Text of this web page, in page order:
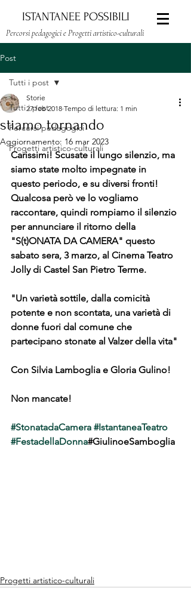
ISTANTANEE POSSIBILI
Percorsi pedagogici e Progetti artistico-culturali
Post
Tutti i post
Percorsi pedagogici
Progetti artistico-culturali
Tutti i post
stiamo tornando
Storie
27 feb 2018 Tempo di lettura: 1 min
Aggiornamento: 16 mar 2023
Carissimi! Scusate il lungo silenzio, ma
siamo state molto impegnate in
questo periodo, e su diversi fronti!
Qualcosa però ve lo vogliamo
raccontare, quindi rompiamo il silenzio
per annunciare il ritorno della
"S(t)ONATA DA CAMERA" questo
sabato sera, 3 marzo, al Cinema Teatro
Jolly di Castel San Pietro Terme.
"Un varietà sottile, dalla comicità
potente e non scontata, una varietà di
donne fuori dal comune che
partecipano stonate al Valzer della vita"
Con Silvia Lamboglia e Gloria Gulino!
Non mancate!
#StonatadaCamera #IstantaneaTeatro
#FestadellaDonna#GiulinoeSamboglia
Progetti artistico-culturali